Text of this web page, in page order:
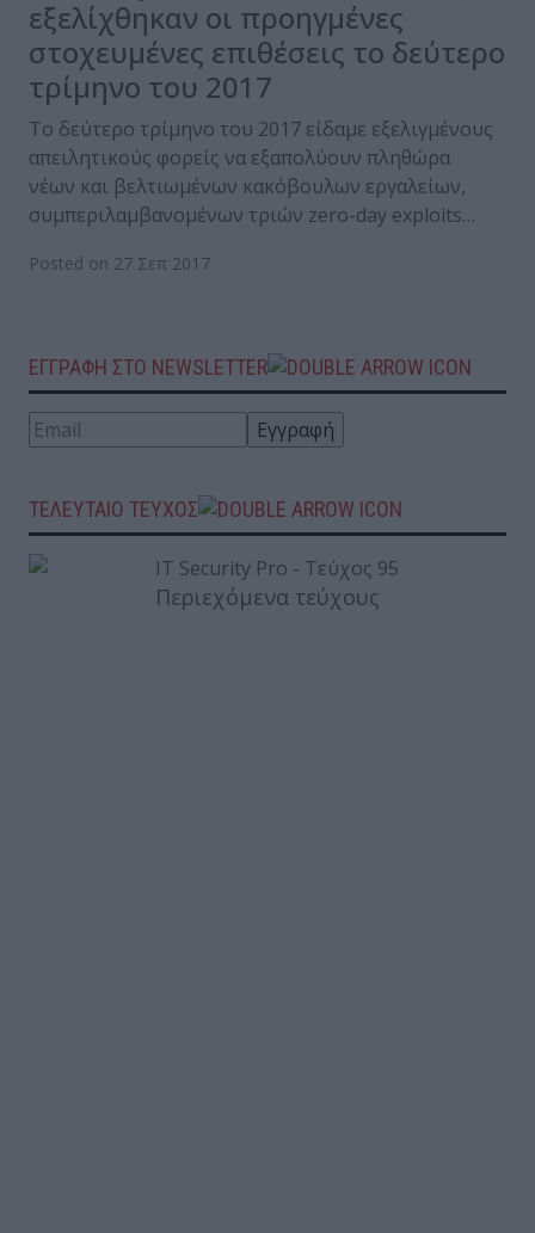
εξελίχθηκαν οι προηγμένες
στοχευμένες επιθέσεις το δεύτερο
τρίμηνο του 2017
Το δεύτερο τρίμηνο του 2017 είδαμε εξελιγμένους
απειλητικούς φορείς να εξαπολύουν πληθώρα
νέων και βελτιωμένων κακόβουλων εργαλείων,
συμπεριλαμβανομένων τριών zero-day exploits…
Posted on 27 Σεπ 2017
ΕΓΓΡΑΦΗ ΣΤΟ NEWSLETTER
ΤΕΛΕΥΤΑΙΟ ΤΕΥΧΟΣ
Περιεχόμενα τεύχους